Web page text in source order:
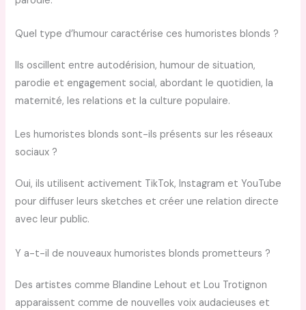
Quel type d’humour caractérise ces humoristes blonds ?
Ils oscillent entre autodérision, humour de situation,
parodie et engagement social, abordant le quotidien, la
maternité, les relations et la culture populaire.
Les humoristes blonds sont-ils présents sur les réseaux
sociaux ?
Oui, ils utilisent activement TikTok, Instagram et YouTube
pour diffuser leurs sketches et créer une relation directe
avec leur public.
Y a-t-il de nouveaux humoristes blonds prometteurs ?
Des artistes comme Blandine Lehout et Lou Trotignon
apparaissent comme de nouvelles voix audacieuses et